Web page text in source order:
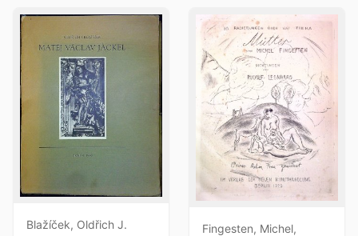
Blažíček, Oldřich J.
Fingesten, Michel,